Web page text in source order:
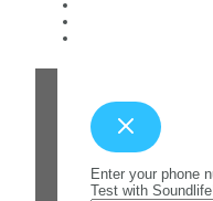
Enter your phone
Test with